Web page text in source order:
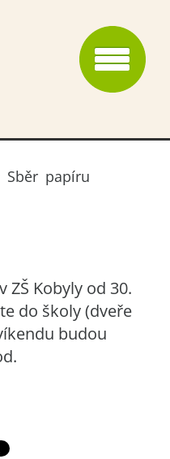
Sběr papíru
ZŠ Kobyly od 30.
do školy (dveře
budou